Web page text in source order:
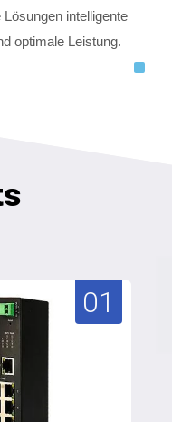
intelligente
optimale Leistung.
01